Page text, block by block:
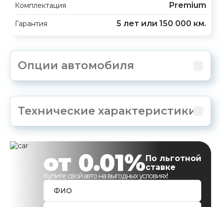
Комплектация Premium
Гарантия 5 лет или 150 000 км.
Опции автомобиля
Технические характеристики
от 0.01%По льготной
ставке
Купите свой авто на выгодных условиях!